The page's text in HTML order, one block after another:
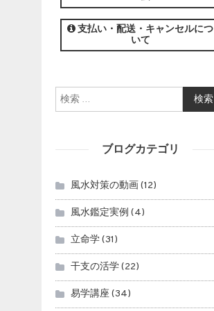
支払い・配送・キャンセルにつ
いて
検索:
ブログカテゴリ
風水対策の動画 (12)
風水鑑定実例 (4)
立命学(31)
干支の活学(22)
易学講座(34)